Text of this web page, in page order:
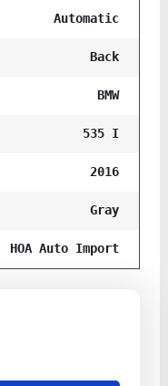
Automatic
Back
BMW
535 I
2016
Gray
HOA Auto Import